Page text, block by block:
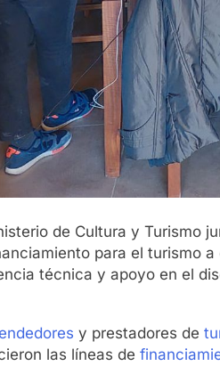
de Cultura y Turismo
para el turismo
técnica y apoyo en el
y prestadores de
las líneas de